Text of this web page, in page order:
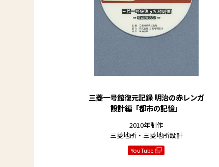
三菱一号館復元記録明治の赤レンガ
設計編「都市の記憶」
2010年制作
三菱地所・三菱地所設計
YouTube